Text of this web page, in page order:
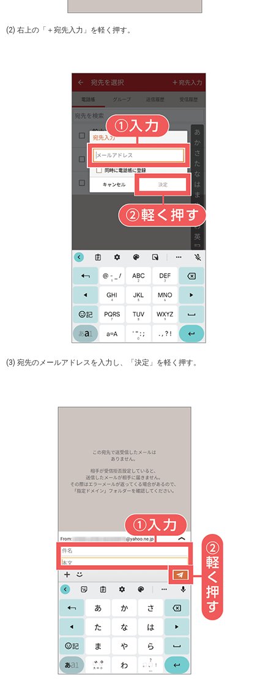
(2) 右上の「＋宛先入力」を軽く押す。
(3) 宛先のメールアドレスを入力し、「決定」を軽く押す。